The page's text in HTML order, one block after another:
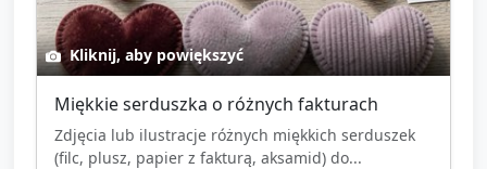
Kliknij, aby powiększyć
Miękkie serduszka o różnych fakturach
Zdjęcia lub ilustracje różnych miękkich serduszek
(filc, plusz, papier z fakturą, aksamid) do...